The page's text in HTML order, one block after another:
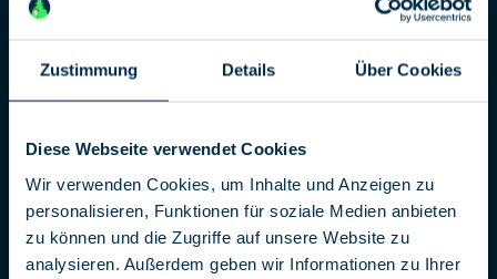
Zustimmung Details Über Cookies
Diese Webseite verwendet Cookies
Wir verwenden Cookies, um Inhalte und Anzeigen zu
personalisieren, Funktionen für soziale Medien anbieten
zu können und die Zugriffe auf unsere Website zu
analysieren. Außerdem geben wir Informationen zu Ihrer
Agenten im Ausland von Sprach-Morse-Generatoren